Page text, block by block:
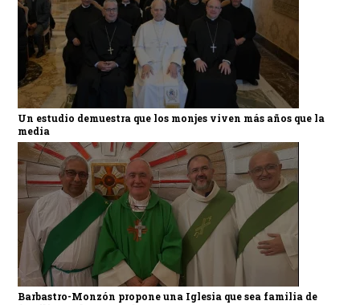
Un estudio demuestra que los monjes viven más años que la
media
Barbastro-Monzón propone una Iglesia que sea familia de